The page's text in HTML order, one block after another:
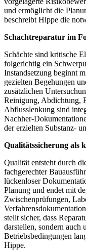
und ermöglicht die
beschreibt Hippe die
Schachtreparatur im
Schächte sind kritische
folgerichtig ein
Instandsetzung beginnt
gezielten Begehungen
zusätzlichen
Reinigung, Abdichtung,
Abflusslenkung sind
Nachher-
der erzielten Substanz-
Qualitätssicherung als
Qualität entsteht durch
fachgerechter
lückenloser
Planung und endet mit
Zwischenprüfungen,
stellt sicher, dass
darstellen, sondern auch
Betriebsbedingungen
Hippe.